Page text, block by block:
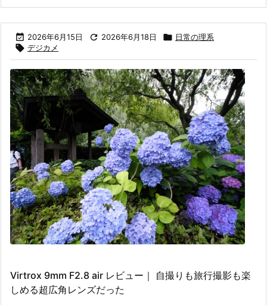
 2026年6月15日  2026年6月18日  日常の理系
 デジカメ
Virtrox 9mm F2.8 air レビュー｜ 自撮りも旅行撮影も楽
しめる超広角レンズだった